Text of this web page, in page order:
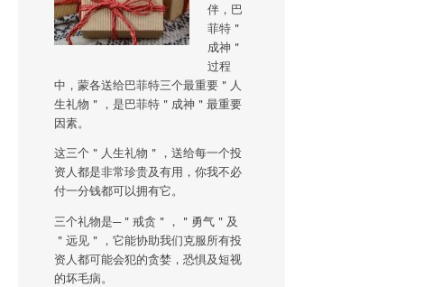
伴，巴
菲特＂
成神＂
过程
中，蒙各送给巴菲特三个最重要＂人
生礼物＂，是巴菲特＂成神＂最重要
因素。
这三个＂人生礼物＂，送给每一个投
资人都是非常珍贵及有用，你我不必
付一分钱都可以拥有它。
三个礼物是─＂戒贪＂，＂勇气＂及
＂远见＂，它能协助我们克服所有投
资人都可能会犯的贪婪，恐惧及短视
的坏毛病。